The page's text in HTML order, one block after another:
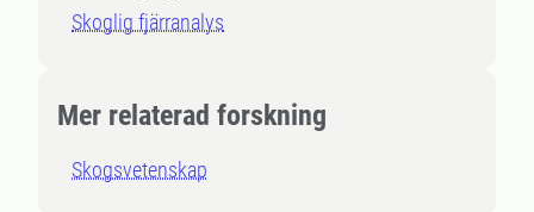
Skoglig fjärranalys
Mer relaterad forskning
Skogsvetenskap